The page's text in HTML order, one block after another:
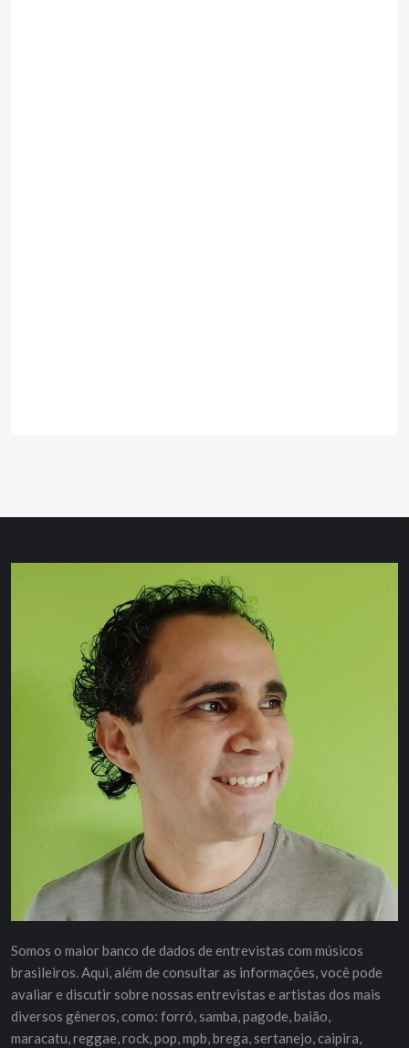
Somos o maior banco de dados de entrevistas com músicos
brasileiros. Aqui, além de consultar as informações, você pode
avaliar e discutir sobre nossas entrevistas e artistas dos mais
diversos gêneros, como: forró, samba, pagode, baião,
maracatu, reggae, rock, pop, mpb, brega, sertanejo, caipira,